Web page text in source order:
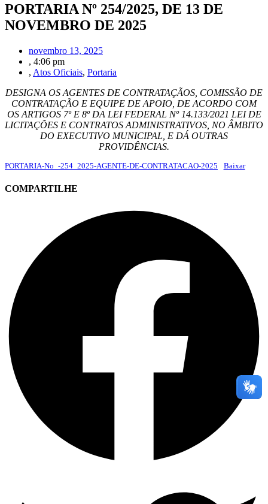
PORTARIA Nº 254/2025, DE 13 DE
NOVEMBRO DE 2025
novembro 13, 2025
, 4:06 pm
, Atos Oficiais, Portaria
DESIGNA OS AGENTES DE CONTRATAÇÃOS, COMISSÃO DE
CONTRATAÇÃO E EQUIPE DE APOIO, DE ACORDO COM
OS ARTIGOS 7º E 8º DA LEI FEDERAL Nº 14.133/2021 LEI DE
LICITAÇÕES E CONTRATOS ADMINISTRATIVOS, NO ÂMBITO
DO EXECUTIVO MUNICIPAL, E DÁ OUTRAS
PROVIDÊNCIAS.
PORTARIA-No_-254_2025-AGENTE-DE-CONTRATACAO-2025 Baixar
COMPARTILHE